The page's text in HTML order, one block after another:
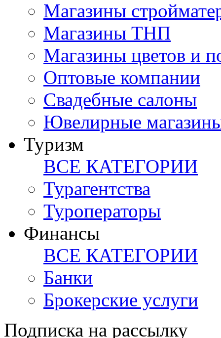
Магазины
Магазины ТНП
Магазины цветов и
Оптовые компании
Свадебные салоны
Ювелирные
Туризм
ВСЕ КАТЕГОРИИ
Турагентства
Туроператоры
Финансы
ВСЕ КАТЕГОРИИ
Банки
Брокерские услуги
Подписка на рассылку